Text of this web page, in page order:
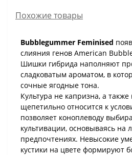
Похожие товары
Bubblegummer Feminised
слияния генов American
Шишки гибрида наполняют
сладковатым ароматом, в
сочные ягодные тона.
Культура не капризна, а
щепетильно относится к
позволяет коноплеводу
культивации, основываясь на
предпочтениях. Невысокие
кустики на цвете формируют